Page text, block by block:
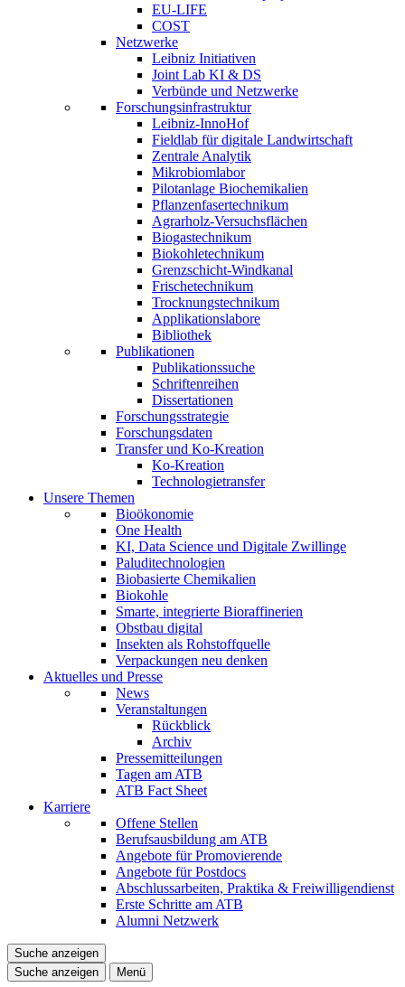
EU-LIFE
COST
Netzwerke
Leibniz Initiativen
Joint Lab KI & DS
Verbünde und Netzwerke
Forschungsinfrastruktur
Leibniz-InnoHof
Fieldlab für digitale Landwirtschaft
Zentrale Analytik
Mikrobiomlabor
Pilotanlage Biochemikalien
Pflanzenfasertechnikum
Agrarholz-Versuchsflächen
Biogastechnikum
Biokohletechnikum
Grenzschicht-Windkanal
Frischetechnikum
Trocknungstechnikum
Applikationslabore
Bibliothek
Publikationen
Publikationssuche
Schriftenreihen
Dissertationen
Forschungsstrategie
Forschungsdaten
Transfer und Ko-Kreation
Ko-Kreation
Technologietransfer
Unsere Themen
Bioökonomie
One Health
KI, Data Science und Digitale Zwillinge
Paluditechnologien
Biobasierte Chemikalien
Biokohle
Smarte, integrierte Bioraffinerien
Obstbau digital
Insekten als Rohstoffquelle
Verpackungen neu denken
Aktuelles und Presse
News
Veranstaltungen
Rückblick
Archiv
Pressemitteilungen
Tagen am ATB
ATB Fact Sheet
Karriere
Offene Stellen
Berufsausbildung am ATB
Angebote für Promovierende
Angebote für Postdocs
Abschlussarbeiten, Praktika & Freiwilligendienst
Erste Schritte am ATB
Alumni Netzwerk
Suche anzeigen
Suche anzeigen
Menü